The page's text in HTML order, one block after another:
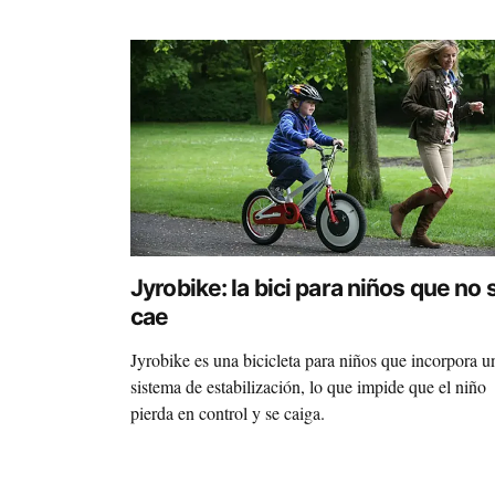
Jyrobike: la bici para niños que no
cae
Jyrobike es una bicicleta para niños que incorpora
sistema de estabilización, lo que impide que el niño
pierda en control y se caiga.